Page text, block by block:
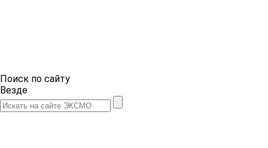
Поиск по сайту
Везде